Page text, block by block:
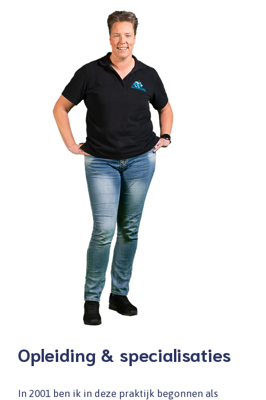
Opleiding & specialisaties
In 2001 ben ik in deze praktijk begonnen als